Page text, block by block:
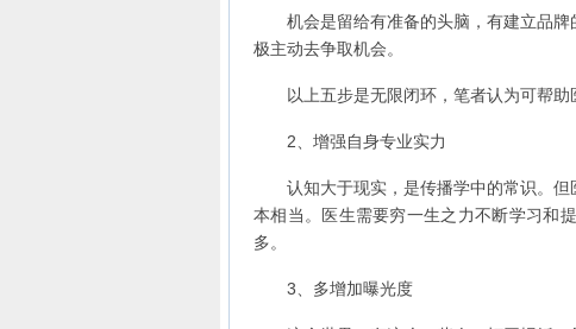
机会是留给有准备的头脑，有建立品牌
极主动去争取机会。
以上五步是无限闭环，笔者认为可帮助
2、增强自身专业实力
认知大于现实，是传播学中的常识。但
本相当。医生需要穷一生之力不断学习和
多。
3、多增加曝光度